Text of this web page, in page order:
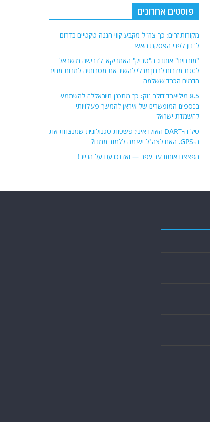
פוסטים אחרונים
מקורות זרים: כך צה"ל מקבע קווי הגנה טקטיים בדרום
לבנון לפני הפסקת האש
"מורחים" אותנו: ה"טריק" האמריקאי לדרישה מישראל
לסגת מדרום לבנון מבלי להשיג את מטרותיה למרות מחיר
הדמים הכבד ששלמה
8.5 מיליארד דולר נזק: כך מתכנן חיזבאללה להשתמש
בכספים המופשרים של איראן להמשך פעילויותיו
להשמדת ישראל
טיל ה-DART האוקראיני: פשטות טכנולוגית שמנצחת את
ה-GPS. האם לצה"ל יש מה ללמוד ממנו?
הפצצנו אותם עד עפר — ואז נכנענו על הנייר!